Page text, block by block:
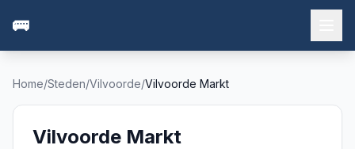
🚌
Home/Steden/Vilvoorde/Vilvoorde Markt
Vilvoorde Markt